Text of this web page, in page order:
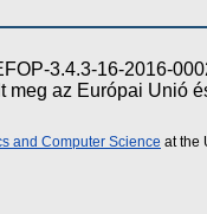
3.4.3-16-2016-
az Európai Unió
and Computer Science at the